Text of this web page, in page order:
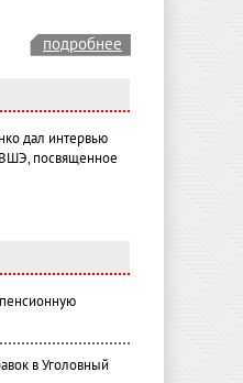
подробнее
дал интервью
посвященное
в Уголовный